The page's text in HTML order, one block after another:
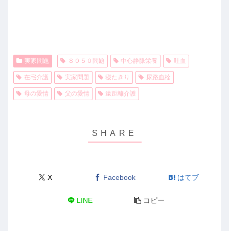
実家問題 ８０５０問題 中心静脈栄養 吐血
在宅介護 実家問題 寝たきり 尿路血栓
母の愛情 父の愛情 遠距離介護
X Facebook はてブ
LINE コピー